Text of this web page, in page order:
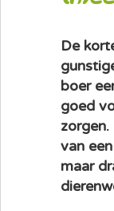
De
boer
goed
van
maar